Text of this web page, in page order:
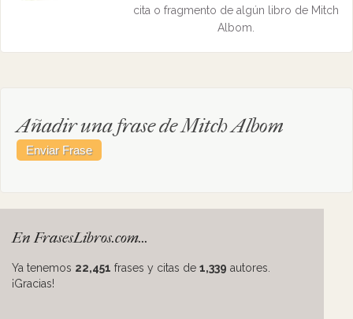
cita o fragmento de algún libro de Mitch
Albom.
Añadir una frase de Mitch Albom
En FrasesLibros.com...
Ya tenemos 22,451 frases y citas de 1,339 autores.
¡Gracias!